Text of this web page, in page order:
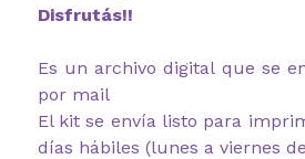
Disfrutás!!
Es un archivo digital que se
por mail
El kit se envía listo para
días hábiles (lunes a viernes